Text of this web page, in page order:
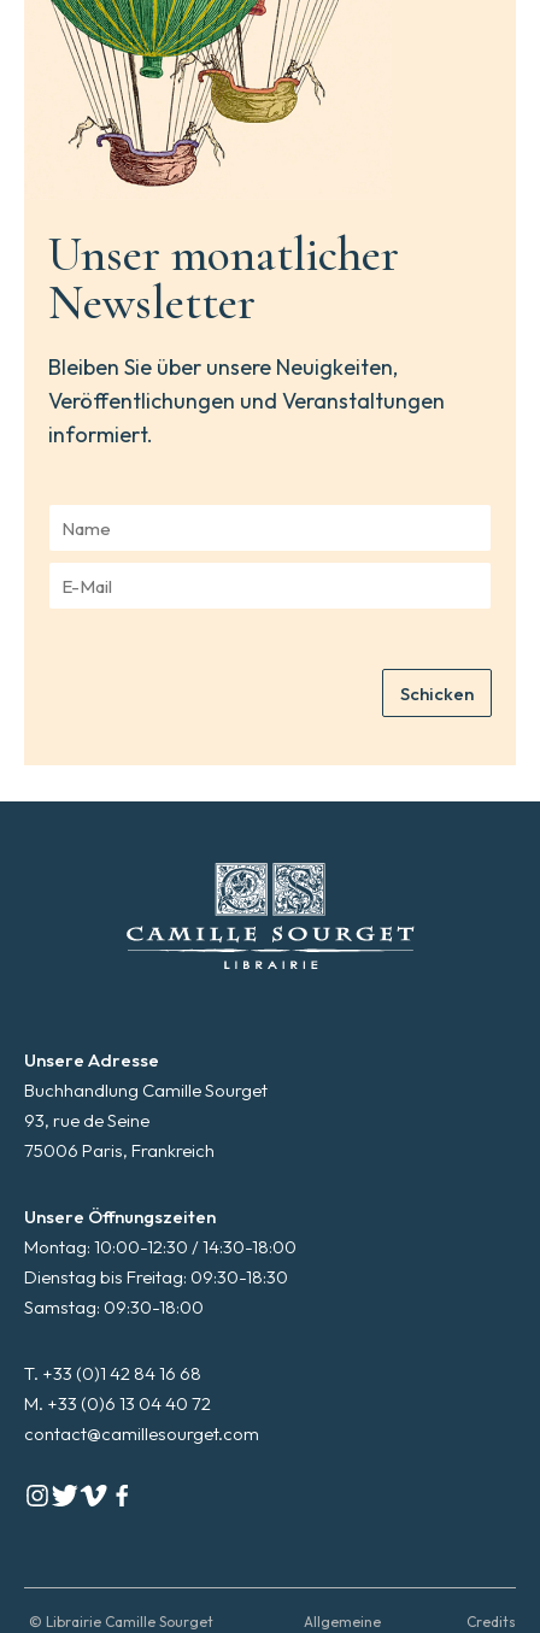
Unser monatlicher
Newsletter
Bleiben Sie über unsere Neuigkeiten,
Veröffentlichungen und Veranstaltungen
informiert.
m
*
Schicken
Unsere Adresse
Buchhandlung Camille Sourget
93, rue de Seine
75006 Paris, Frankreich
Unsere Öffnungszeiten
Montag: 10:00-12:30 / 14:30-18:00
Dienstag bis Freitag: 09:30-18:30
Samstag: 09:30-18:00
T. +33 (0)1 42 84 16 68
M. +33 (0)6 13 04 40 72
contact@camillesourget.com
© Librairie Camille Sourget
Allgemeine
Credits